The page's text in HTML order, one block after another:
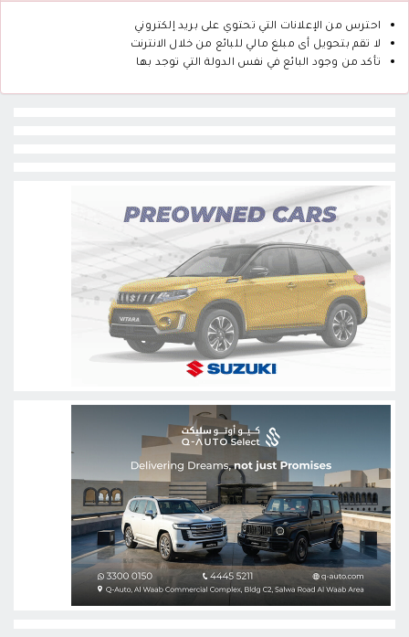
احترس من الإعلانات التي تحتوي على بريد إلكتروني
لا تقم بتحويل أى مبلغ مالي للبائع من خلال الانترنت
تأكد من وجود البائع في نفس الدولة التي توجد بها